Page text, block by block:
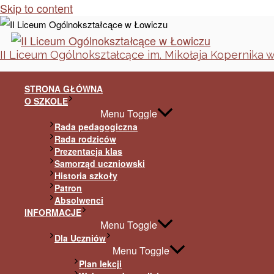
Skip to content
II Liceum Ogólnokształcące im. Mikołaja Kopernika
STRONA GŁÓWNA
O SZKOLE
Menu Toggle
Rada pedagogiczna
Rada rodziców
Prezentacja klas
Samorząd uczniowski
Historia szkoły
Patron
Absolwenci
INFORMACJE
Menu Toggle
Dla Uczniów
Menu Toggle
Plan lekcji